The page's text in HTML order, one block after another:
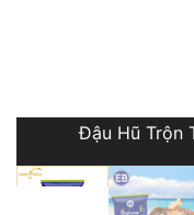
Đậu Hũ Trộn